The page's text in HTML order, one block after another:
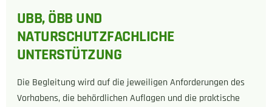
UBB, ÖBB UND
NATURSCHUTZFACHLICHE
UNTERSTÜTZUNG
Die Begleitung wird auf die jeweiligen Anforderungen des
Vorhabens, die behördlichen Auflagen und die praktische